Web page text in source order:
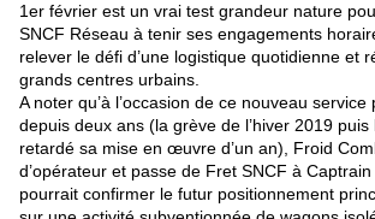
1er février est un vrai test grandeur nature
SNCF Réseau à tenir ses engagements
relever le défi d’une logistique quotidienne et
grands centres urbains.
A noter qu’à l’occasion de ce nouveau
depuis deux ans (la grève de l’hiver 2019
retardé sa mise en œuvre d’un an), Froid
d’opérateur et passe de Fret SNCF à
pourrait confirmer le futur positionnement